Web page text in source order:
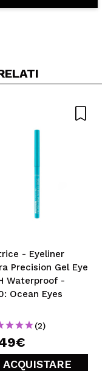
- Eyeliner
Precision Gel Eye
Waterproof -
Ocean Eyes
(2)
ACQUISTARE